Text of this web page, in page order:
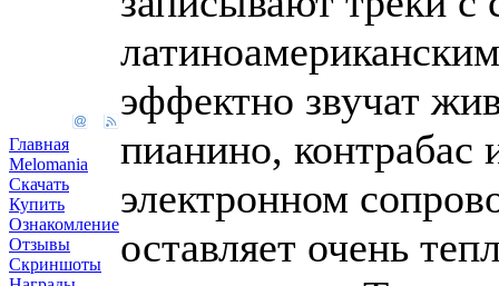
Главная
Melomania
Скачать
Купить
Ознакомление
Отзывы
Скриншоты
эффектно звучат
пианино, контрабас
электронном
оставляет очень